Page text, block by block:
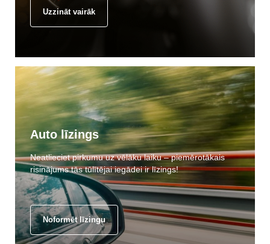
Uzzināt vairāk
Auto līzings
Neatlieciet pirkumu uz vēlāku laiku – piemērotākais
risinājums tās tūlītējai iegādei ir līzings!
Noformēt līzingu